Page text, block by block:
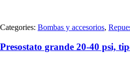
Categories: Bombas y accesorios,
Presostato grande 20-40 psi,